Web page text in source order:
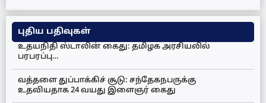
புதிய பதிவுகள்
உதயநிதி ஸ்டாலின் கைது: தமிழக அரசியலில்
பரபரப்பு…
வத்தளை துப்பாக்கிச் சூடு: சந்தேகநபருக்கு
உதவியதாக 24 வயது இளைஞர் கைது